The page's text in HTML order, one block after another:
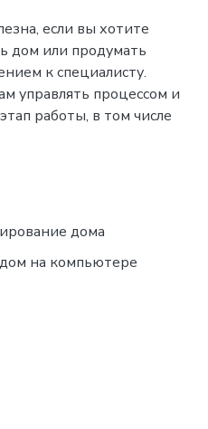
если вы хотите
дом или продумать
к специалисту.
управлять процессом и
работы, в том числе
дома
на компьютере